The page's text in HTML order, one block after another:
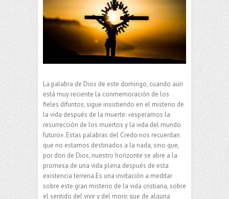
La palabra de Dios de este domingo, cuando aún
está muy reciente la conmemoración de los
fieles difuntos, sigue insistiendo en el misterio de
la vida después de la muerte: «esperamos la
resurrección de los muertos y la vida del mundo
futuro». Estas palabras del Credo nos recuerdan
que no estamos destinados a la nada, sino que,
por don de Dios, nuestro horizonte se abre a la
promesa de una vida plena después de esta
existencia terrena.Es una invitación a meditar
sobre este gran misterio de la vida cristiana, sobre
el sentido del vivir y del morir, que de alguna